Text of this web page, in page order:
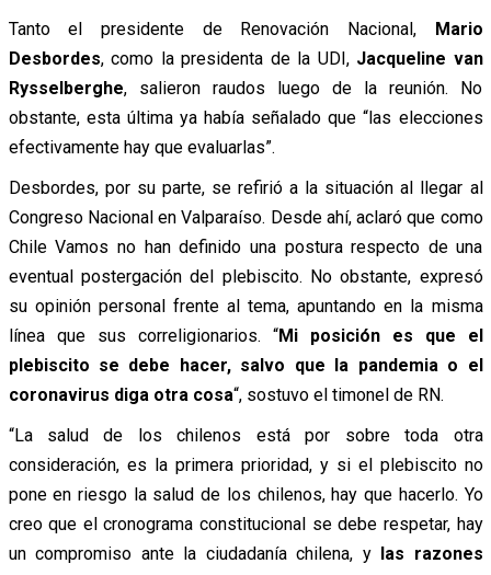
Tanto el presidente de Renovación Nacional, Mario
Desbordes, como la presidenta de la UDI, Jacqueline van
Rysselberghe, salieron raudos luego de la reunión. No
obstante, esta última ya había señalado que “las elecciones
efectivamente hay que evaluarlas”.
Desbordes, por su parte, se refirió a la situación al llegar al
Congreso Nacional en Valparaíso. Desde ahí, aclaró que como
Chile Vamos no han definido una postura respecto de una
eventual postergación del plebiscito. No obstante, expresó
su opinión personal frente al tema, apuntando en la misma
línea que sus correligionarios. “Mi posición es que el
plebiscito se debe hacer, salvo que la pandemia o el
coronavirus diga otra cosa“, sostuvo el timonel de RN.
“La salud de los chilenos está por sobre toda otra
consideración, es la primera prioridad, y si el plebiscito no
pone en riesgo la salud de los chilenos, hay que hacerlo. Yo
creo que el cronograma constitucional se debe respetar, hay
un compromiso ante la ciudadanía chilena, y las razones